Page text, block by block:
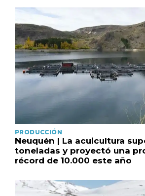
PRODUCCIÓN
Neuquén | La acuicultura
toneladas y proyectó una
récord de 10.000 este año